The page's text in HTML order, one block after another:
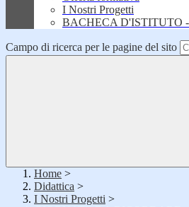
I Nostri Progetti
BACHECA D'ISTITUTO -
Campo di ricerca per le pagine del sito
Home >
Didattica >
I Nostri Progetti >